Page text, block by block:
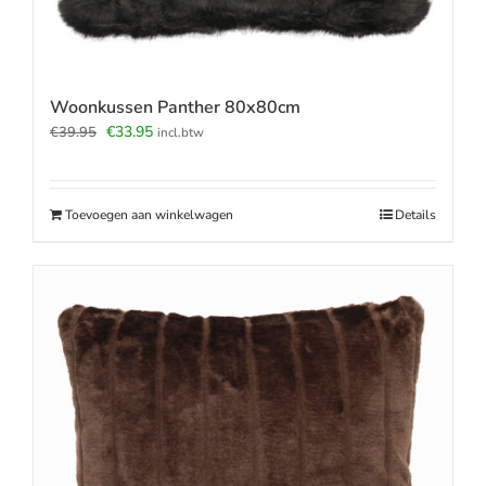
Woonkussen Panther 80x80cm
€39.95 Oorspronkelijke
€33.95Huidige
incl.btw
Toevoegen aan winkelwagen Details